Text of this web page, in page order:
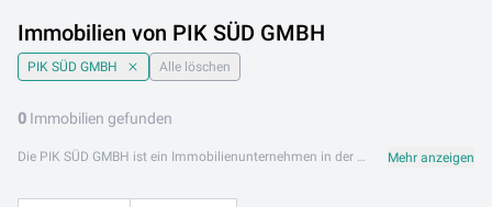
Immobilien von PIK SÜD GMBH
PIK SÜD GMBH Alle löschen
0 Immobilien gefunden
Die PIK SÜD GMBH ist ein Immobilienunternehmen in der südlichen Steiermark mit Schwerpunkt auf Wohn- und Ferienimmobilien. Mit regionalem Know-how und persönlichem Einsatz begleitet PIK SÜD GMBH Kunden bei Kauf, Verkauf und Vermietung von Immobilien in der Region. Das Angebot umfasst Einfamilienhäuser, Wohnungen, Grundstücke sowie Ferienobjekte in der südsteirischen Region. PIK SÜD GMBH steht für regionale Kompetenz, individuelle Betreuung und professionelle Abwicklung. PIK SÜD GMBH ist an folgendem Standort aktiv: 2852 Loipersdorf. Entdecken Sie jetzt die Immobilienangebote von PIK SÜD GMBH auf Lib.at und finden Sie Ihr Objekt in der Südsteiermark. Mehr anzeigen